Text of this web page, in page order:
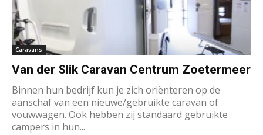
Caravans
Van der Slik Caravan Centrum Zoetermeer
Binnen hun bedrijf kun je zich oriënteren op de
aanschaf van een nieuwe/gebruikte caravan of
vouwwagen. Ook hebben zij standaard gebruikte
campers in hun...